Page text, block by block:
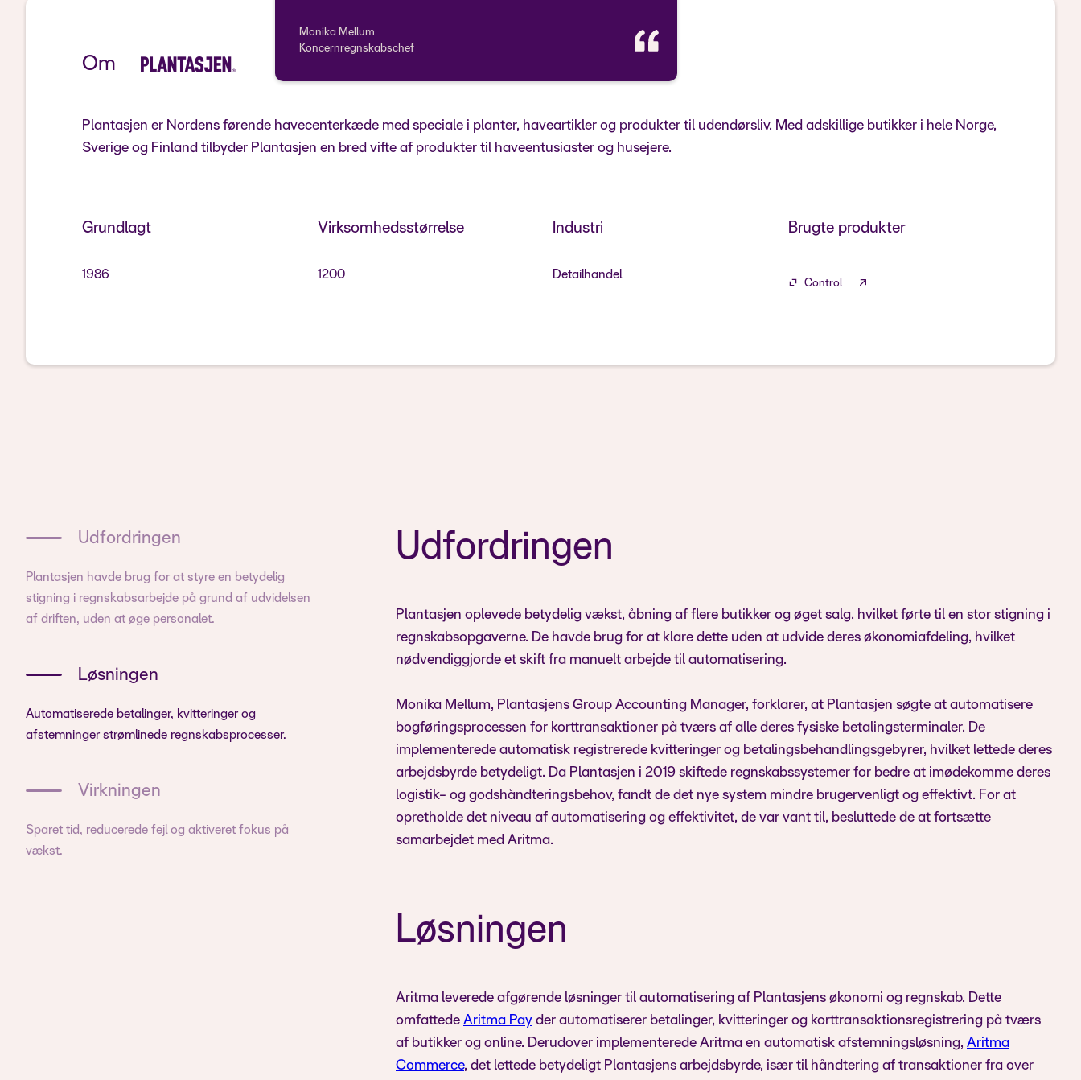
Monika Mellum
Koncernregnskabschef
Om
Plantasjen er Nordens førende havecenterkæde med speciale i planter, haveartikler og produkter til udendørsliv. Med adskillige butikker i hele Norge,
Sverige og Finland tilbyder Plantasjen en bred vifte af produkter til haveentusiaster og husejere.
Grundlagt
1986
Virksomhedsstørrelse
1200
Industri
Detailhandel
Brugte produkter
Control
Udfordringen
Plantasjen havde brug for at styre en betydelig
stigning i regnskabsarbejde på grund af udvidelsen
af driften, uden at øge personalet.
Løsningen
Automatiserede betalinger, kvitteringer og
afstemninger strømlinede regnskabsprocesser.
Virkningen
Sparet tid, reducerede fejl og aktiveret fokus på
vækst.
Udfordringen
Plantasjen oplevede betydelig vækst, åbning af flere butikker og øget salg, hvilket førte til en stor stigning i
regnskabsopgaverne. De havde brug for at klare dette uden at udvide deres økonomiafdeling, hvilket
nødvendiggjorde et skift fra manuelt arbejde til automatisering.
Monika Mellum, Plantasjens Group Accounting Manager, forklarer, at Plantasjen søgte at automatisere
bogføringsprocessen for korttransaktioner på tværs af alle deres fysiske betalingsterminaler. De
implementerede automatisk registrerede kvitteringer og betalingsbehandlingsgebyrer, hvilket lettede deres
arbejdsbyrde betydeligt. Da Plantasjen i 2019 skiftede regnskabssystemer for bedre at imødekomme deres
logistik- og godshåndteringsbehov, fandt de det nye system mindre brugervenligt og effektivt. For at
opretholde det niveau af automatisering og effektivitet, de var vant til, besluttede de at fortsætte
samarbejdet med Aritma.
Løsningen
Aritma leverede afgørende løsninger til automatisering af Plantasjens økonomi og regnskab. Dette
omfattede Aritma Pay der automatiserer betalinger, kvitteringer og korttransaktionsregistrering på tværs
af butikker og online. Derudover implementerede Aritma en automatisk afstemningsløsning, Aritma
Commerce, det lettede betydeligt Plantasjens arbejdsbyrde, især til håndtering af transaktioner fra over